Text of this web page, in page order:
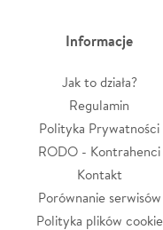
Informacje
Jak to działa?
Regulamin
Polityka Prywatności
RODO - Kontrahenci
Kontakt
Porównanie serwisów
Polityka plików cookie